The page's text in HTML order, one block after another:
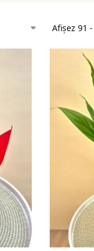
Afișez 91